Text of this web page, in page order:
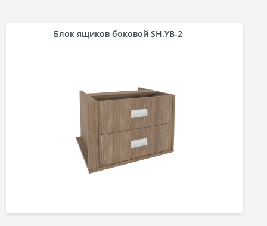
Блок ящиков боковой SH.YB-2